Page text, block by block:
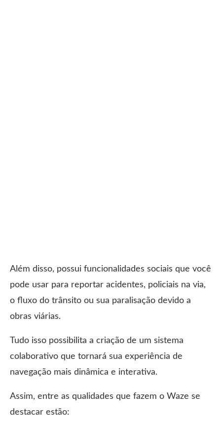
Além disso, possui funcionalidades sociais que você
pode usar para reportar acidentes, policiais na via,
o fluxo do trânsito ou sua paralisação devido a
obras viárias.
Tudo isso possibilita a criação de um sistema
colaborativo que tornará sua experiência de
navegação mais dinâmica e interativa.
Assim, entre as qualidades que fazem o Waze se
destacar estão: